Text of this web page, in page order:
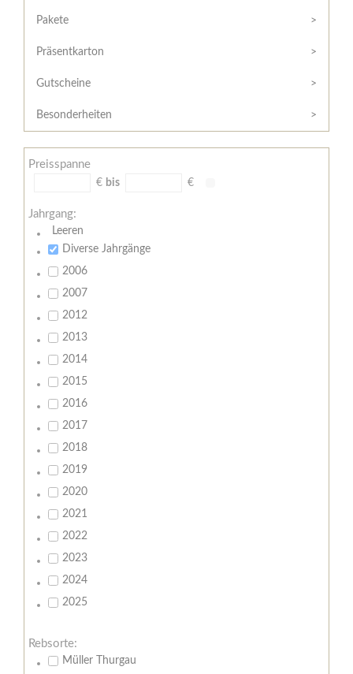
/
Widerrufsformular
AGB
Zahlungsbedingungen
Meine
Pakete
Präsentkarton
Gutscheine
Besonderheiten
Preisspanne
€ bis €
Jahrgang:
Leeren
Diverse Jahrgänge
2006
2007
2012
2013
2014
2015
2016
2017
2018
2019
2020
2021
2022
2023
2024
2025
Rebsorte:
Müller Thurgau